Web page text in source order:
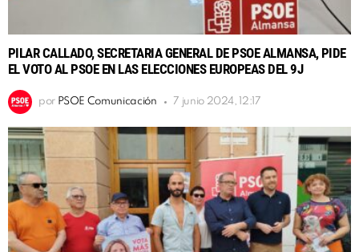
PILAR CALLADO, SECRETARIA GENERAL DE PSOE ALMANSA, PIDE
EL VOTO AL PSOE EN LAS ELECCIONES EUROPEAS DEL 9J
por PSOE Comunicación 7 junio 2024, 12:17